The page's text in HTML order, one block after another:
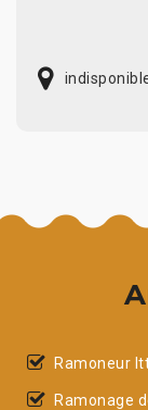
Ramoneur
Ramonage